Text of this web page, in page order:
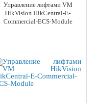
Управление лифтами VM
HikVision HikCentral-E-
Commercial-ECS-Module